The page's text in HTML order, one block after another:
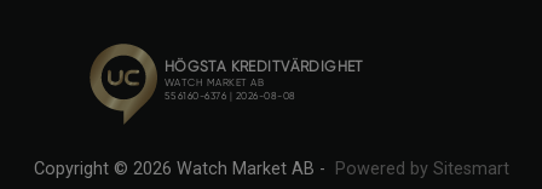
Copyright © 2026 Watch Market AB -
Powered by Sitesmart